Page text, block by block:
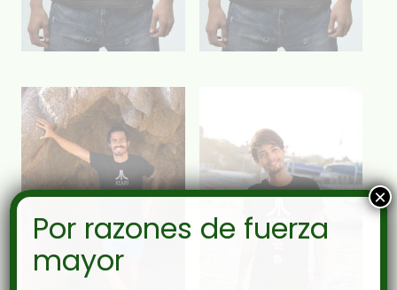
Por razones de fuerza
mayor
×